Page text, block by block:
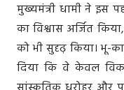
मुख्यमंत्री धामी ने इस
का विश्वास अर्जित
को भी सुदृढ़ किया। भू-
दिया कि वे केवल